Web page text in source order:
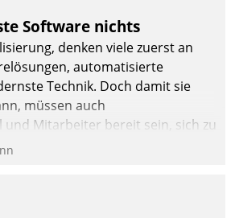
Software nichts
denken viele zuerst an
automatisierte
Technik. Doch damit sie
müssen auch
und Mitarbeiter bereit sein, sich zu
sonst werden sie an ihr